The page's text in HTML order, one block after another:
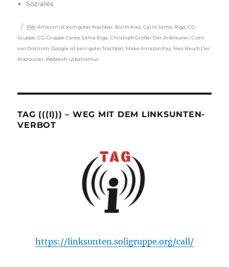
Soziales
Schlagwörter
SW: Amazon ist kein guter Nachbar Bizim Kiez ,Carré Sama-Riga ,CG-
Gruppe ,CG-Gruppe Caree Sama Riga ,Christoph Größer Der Anbräuner ,Coen
van Oostrom ,Google ist kein guter Nachbar Make Amazon Pay Neo Rauch Der
Anbräuner ,Webtech-Urbanismus
TAG (((I))) – WEG MIT DEM LINKSUNTEN-
VERBOT
https://linksunten.soligruppe.org/call/